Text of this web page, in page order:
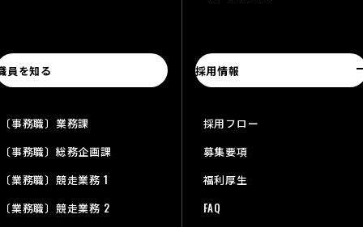
員を知る
〔事務職〕業務課
〔事務職〕総務企画課
〔業務職〕競走業務 1
〔業務職〕競走業務 2
採用情報
採用フロー
募集要項
福利厚生
FAQ